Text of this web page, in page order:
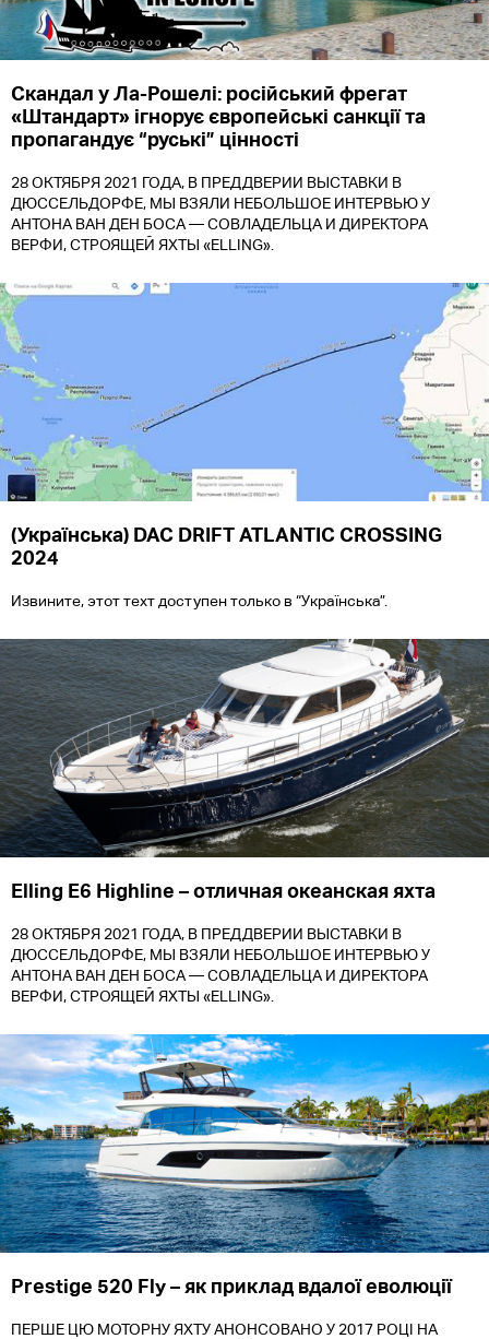
Скандал у Ла-Рошелі: російський фрегат
«Штандарт» ігнорує європейські санкції та
пропагандує “руські” цінності
28 ОКТЯБРЯ 2021 ГОДА, В ПРЕДДВЕРИИ ВЫСТАВКИ В
ДЮССЕЛЬДОРФЕ, МЫ ВЗЯЛИ НЕБОЛЬШОЕ ИНТЕРВЬЮ У
АНТОНА ВАН ДЕН БОСА — СОВЛАДЕЛЬЦА И ДИРЕКТОРА
ВЕРФИ, СТРОЯЩЕЙ ЯХТЫ «ELLING».
(Українська) DAC DRIFT ATLANTIC CROSSING
2024
Извините, этот техт доступен только в “Українська”.
Elling E6 Highline – отличная океанская яхта
28 ОКТЯБРЯ 2021 ГОДА, В ПРЕДДВЕРИИ ВЫСТАВКИ В
ДЮССЕЛЬДОРФЕ, МЫ ВЗЯЛИ НЕБОЛЬШОЕ ИНТЕРВЬЮ У
АНТОНА ВАН ДЕН БОСА — СОВЛАДЕЛЬЦА И ДИРЕКТОРА
ВЕРФИ, СТРОЯЩЕЙ ЯХТЫ «ELLING».
Prestige 520 Fly – як приклад вдалої еволюції
ПЕРШЕ ЦЮ МОТОРНУ ЯХТУ АНОНСОВАНО У 2017 РОЦІ НА